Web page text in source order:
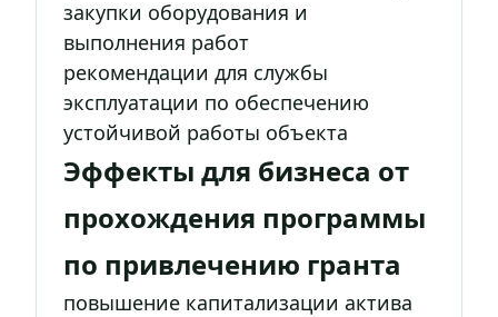
закупки оборудования и
выполнения работ
рекомендации для службы
эксплуатации по обеспечению
устойчивой работы объекта
Эффекты для бизнеса от
прохождения программы
по привлечению гранта
повышение капитализации актива